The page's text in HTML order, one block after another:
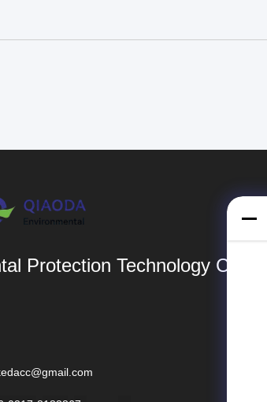
Protection Technology Co.,